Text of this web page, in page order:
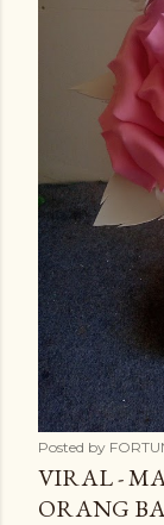
Posted by
VIRAL -
ORANG